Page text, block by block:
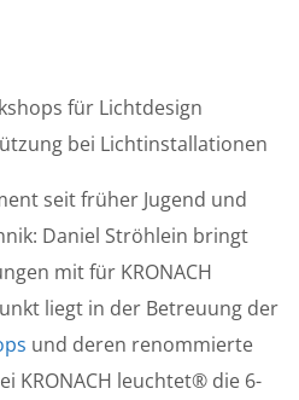
für Lichtdesign
bei Lichtinstallationen
seit früher Jugend und
Daniel Ströhlein bringt
mit für KRONACH
liegt in der Betreuung der
und deren renommierte
KRONACH leuchtet® die 6-